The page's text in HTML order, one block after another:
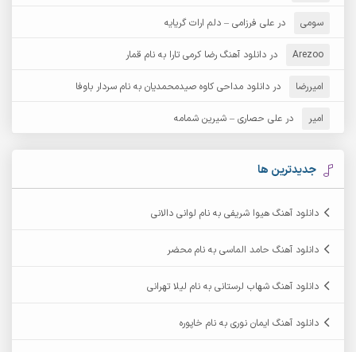
آرش عثمان
آرش مبهم آرش مستشیری
آرش مهرابی آرش نظری
آرشام
آرکاداش
سومی در علی فرزامی – دلم ارات گریایه
Arezoo در دانلود آهنگ رضا کرمی تارا به نام قمار
امیررضا در دانلود مداحی کاوه صیدمحمدیان به نام سردار باوفا
امیر در علی حصاری – شیرین شمامه
جدیدترین ها
دانلود آهنگ هیوا شریفی به نام لوانی دالانی
دانلود آهنگ حامد الماسی به نام محضر
دانلود آهنگ شهاب لرستانی به نام لیلا تهرانی
دانلود آهنگ ایمان نوری به نام خاپوره